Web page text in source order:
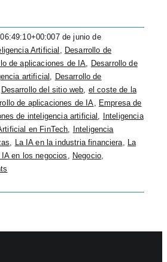
7 de junio de
Artificial , Desarrollo de
de aplicaciones de IA, Desarrollo de
artificial , Desarrollo de
Desarrollo del sitio web, el coste de la
de aplicaciones de IA, Empresa de
de inteligencia artificial ,
Inteligencia
en FinTech,
Inteligencia
, La IA en la industria financiera, La
IA en los negocios , Negocio,